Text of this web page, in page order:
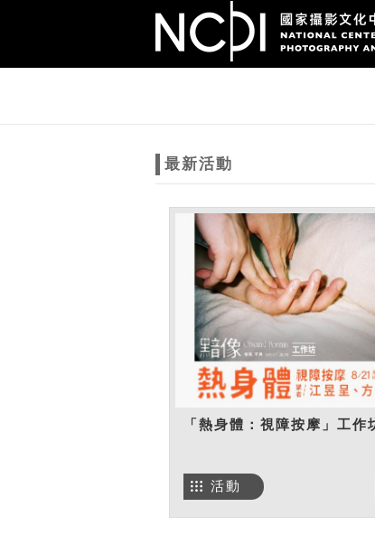
最新活動
「熱身體：視障按摩」工作
活動